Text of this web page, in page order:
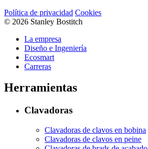
Política de privacidad Cookies
© 2026 Stanley Bostitch
La empresa
Diseño e Ingeniería
Ecosmart
Carreras
Herramientas
Clavadoras
Clavadoras de clavos en bobina
Clavadoras de clavos en peine